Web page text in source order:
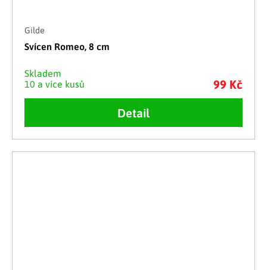
Gilde
Svícen Romeo, 8 cm
Skladem
10 a více kusů
99 Kč
Detail